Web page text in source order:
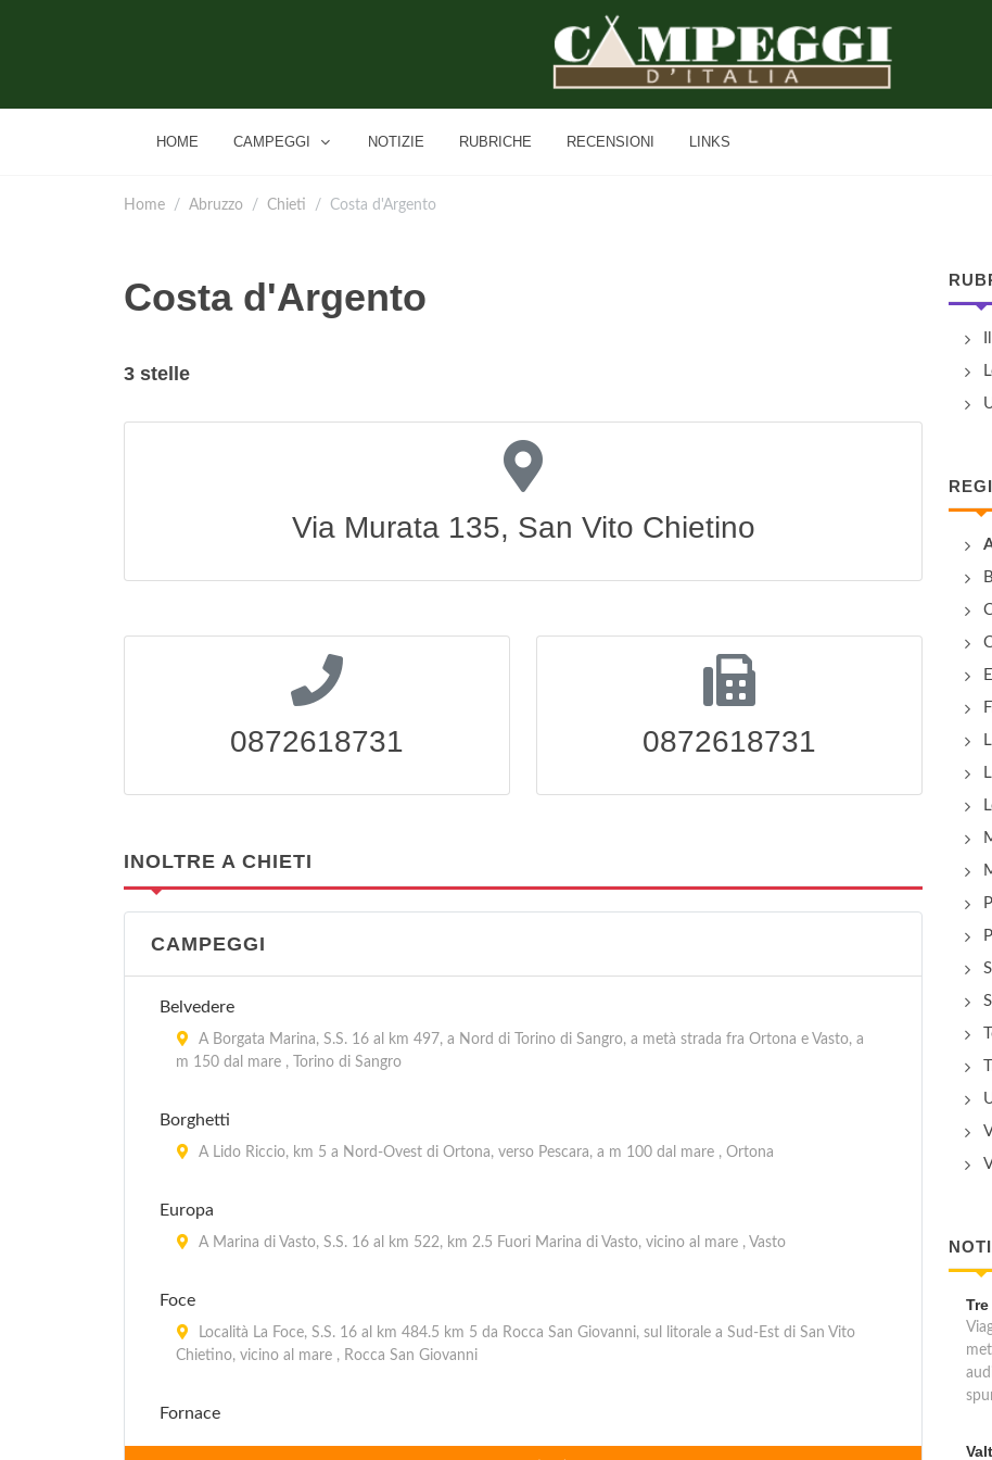
HOME CAMPEGGI NOTIZIE RUBRICHE RECENSIONI LINKS
Home Abruzzo Chieti Costa d'Argento
Costa d'Argento
3 stelle
Via Murata 135, San Vito Chietino
0872618731 0872618731
INOLTRE A CHIETI
CAMPEGGI
Belvedere
A Borgata Marina, S.S. 16 al km 497, a Nord di Torino di Sangro, a metà strada fra Ortona e Vasto, a
m 150 dal mare , Torino di Sangro
Borghetti
A Lido Riccio, km 5 a Nord-Ovest di Ortona, verso Pescara, a m 100 dal mare , Ortona
Europa
A Marina di Vasto, S.S. 16 al km 522, km 2.5 Fuori Marina di Vasto, vicino al mare , Vasto
Foce
Località La Foce, S.S. 16 al km 484.5 km 5 da Rocca San Giovanni, sul litorale a Sud-Est di San Vito
Chietino, vicino al mare , Rocca San Giovanni
Fornace
A Marina di San Vito, località Portelle, S.S. 16 al km 479.6, km 2 da San Vito Chietino, a m 200 dal